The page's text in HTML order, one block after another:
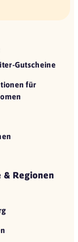
Gutscheine
für
& Regionen